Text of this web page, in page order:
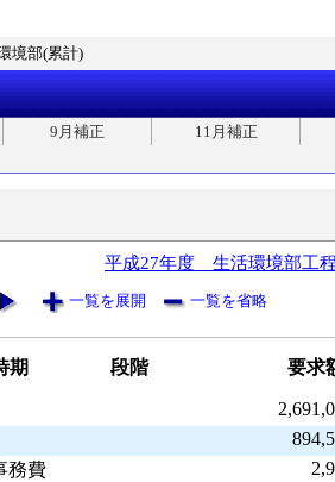
境部(累計)
9月補正 11月補正
平成27年度 生活環境部工
一覧を展開 一覧を省略
期 段階 要求
務費